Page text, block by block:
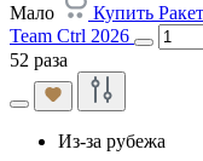
Мало
Купить
Team Ctrl 2026
52 раза
Из-за рубежа